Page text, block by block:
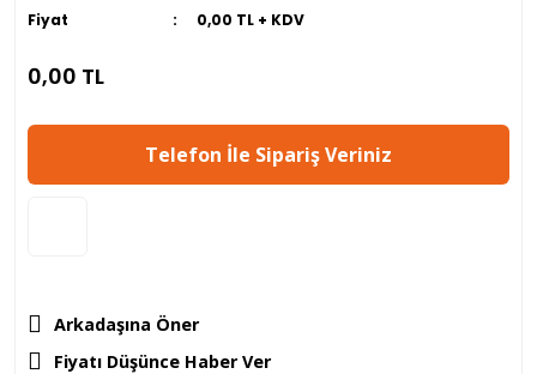
Fiyat
0,00 TL + KDV
0,00 TL
Telefon İle Sipariş Veriniz
Arkadaşına Öner
Fiyatı Düşünce Haber Ver